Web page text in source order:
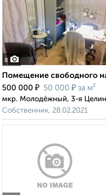
8
Помещение свободного
500 000 ₽ 50 000 ₽ за м²
мкр. Молодёжный, 3-я
Собственник, 28.02.2021